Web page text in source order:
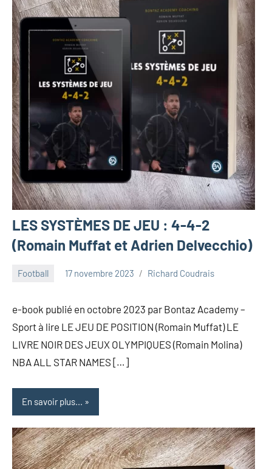
LES SYSTÈMES DE JEU : 4-4-2
(Romain Muffat et Adrien Delvecchio)
Football 17 novembre 2023 Richard Coudrais
e-book publié en octobre 2023 par Bontaz Academy –
Sport à lire LE JEU DE POSITION (Romain Muffat) LE
LIVRE NOIR DES JEUX OLYMPIQUES (Romain Molina)
NBA ALL STAR NAMES […]
En savoir plus...